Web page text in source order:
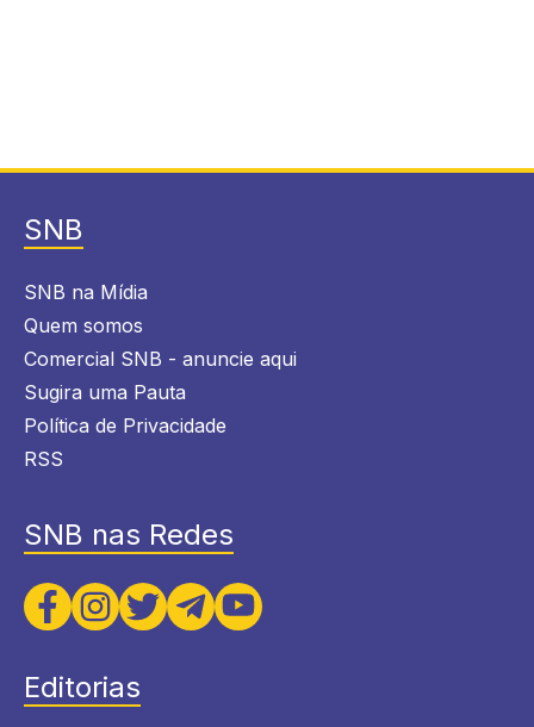
SNB
SNB na Mídia
Quem somos
Comercial SNB - anuncie aqui
Sugira uma Pauta
Política de Privacidade
RSS
SNB nas Redes
Editorias